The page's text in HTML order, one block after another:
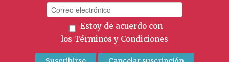
Estoy de acuerdo con
los Términos y Condiciones